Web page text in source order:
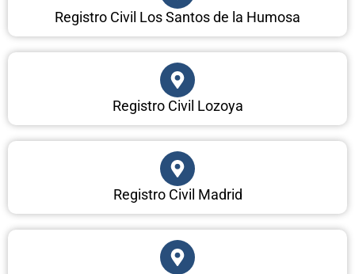
Registro Civil Los Santos de la Humosa
Registro Civil Lozoya
Registro Civil Madrid